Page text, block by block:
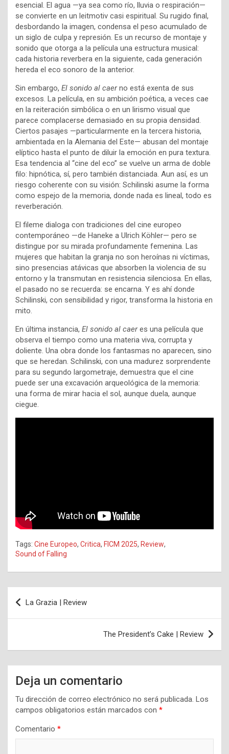
esencial. El agua —ya sea como río, lluvia o respiración—
se convierte en un leitmotiv casi espiritual. Su rugido final,
desbordando la imagen, condensa el peso acumulado de
un siglo de culpa y represión. Es un recurso de montaje y
sonido que otorga a la película una estructura musical:
cada historia reverbera en la siguiente, cada generación
hereda el eco sonoro de la anterior.
Sin embargo, El sonido al caerno está exenta de sus
excesos. La película, en su ambición poética, a veces cae
en la reiteración simbólica o en un lirismo visual que
parece complacerse demasiado en su propia densidad.
Ciertos pasajes —particularmente en la tercera historia,
ambientada en la Alemania del Este— abusan del montaje
elíptico hasta el punto de diluir la emoción en pura textura.
Esa tendencia al “cine del eco” se vuelve un arma de doble
filo: hipnótica, sí, pero también distanciada. Aun así, es un
riesgo coherente con su visión: Schilinski asume la forma
como espejo de la memoria, donde nada es lineal, todo es
reverberación.
El fileme dialoga con tradiciones del cine europeo
contemporáneo —de Haneke a Ulrich Köhler— pero se
distingue por su mirada profundamente femenina. Las
mujeres que habitan la granja no son heroínas ni víctimas,
sino presencias atávicas que absorben la violencia de su
entorno y la transmutan en resistencia silenciosa. En ellas,
el pasado no se recuerda: se encarna. Y es ahí donde
Schilinski, con sensibilidad y rigor, transforma la historia en
mito.
En última instancia, El sonido al caeres una película que
observa el tiempo como una materia viva, corrupta y
doliente. Una obra donde los fantasmas no aparecen, sino
que se heredan. Schilinski, con una madurez sorprendente
para su segundo largometraje, demuestra que el cine
puede ser una excavación arqueológica de la memoria:
una forma de mirar hacia el sol, aunque duela, aunque
ciegue.
Tags: Cine Europeo, Critica, FICM 2025, Review,
Sound of Falling
Navegación
de
La Grazia | Review
The President’s Cake | Review
Deja un comentario
Tu dirección de correo electrónico no será publicada. Los
campos obligatorios están marcados con *
Comentario *